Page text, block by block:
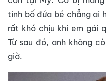
tính bố đứa bé chẳng ai
rất khó chịu khi em gái
Từ sau đó, anh không
giờ.